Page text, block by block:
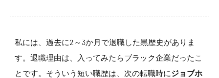
私には、過去に2～3か月で退職した黒歴史がありま
す。退職理由は、入ってみたらブラック企業だったこ
とです。そういう短い職歴は、次の転職時にジョブホ